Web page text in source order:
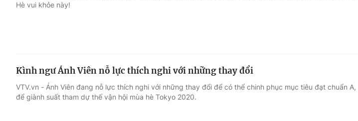
Thế giới đó đây
Hè vui khỏe này!
Kình ngư Ánh Viên nỗ lực thích nghi với những thay đổi
VTV.vn - Ánh Viên đang nỗ lực thích nghi với những thay đổi để có thể chinh phục mục tiêu đạt chuẩn A,
để giành suất tham dự thế vận hội mùa hè Tokyo 2020.